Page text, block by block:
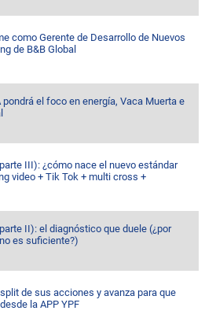
como Gerente de Desarrollo de Nuevos
de B&B Global
pondrá el foco en energía, Vaca Muerta e
III): ¿cómo nace el nuevo estándar
video + Tik Tok + multi cross +
II): el diagnóstico que duele (¿por
es suficiente?)
de sus acciones y avanza para que
la APP YPF